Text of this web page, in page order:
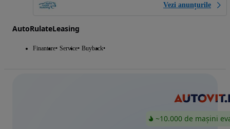
Vezi anunțurile
AutoRulateLeasing
Finantare Service Buyback
~10.000 de mașini